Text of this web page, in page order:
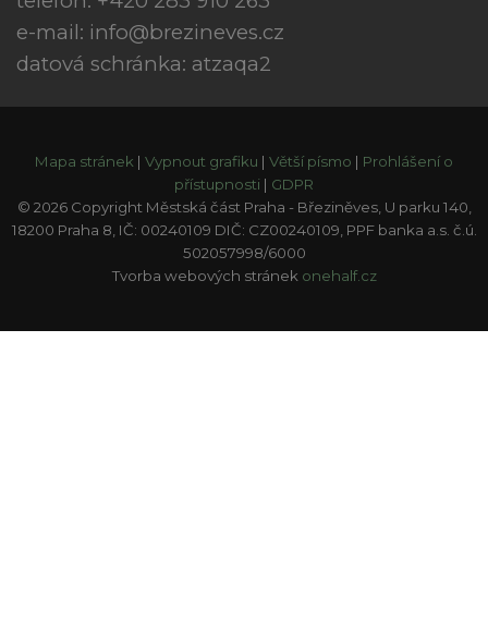
e-mail: info@brezineves.cz
datová schránka: atzaqa2
Mapa stránek | Vypnout grafiku | Větší písmo | Prohlášení o
přístupnosti | GDPR
© 2026 Copyright Městská část Praha - Březiněves, U parku 140,
18200 Praha 8, IČ: 00240109 DIČ: CZ00240109, PPF banka a.s. č.ú.
502057998/6000
Tvorba webových stránek onehalf.cz